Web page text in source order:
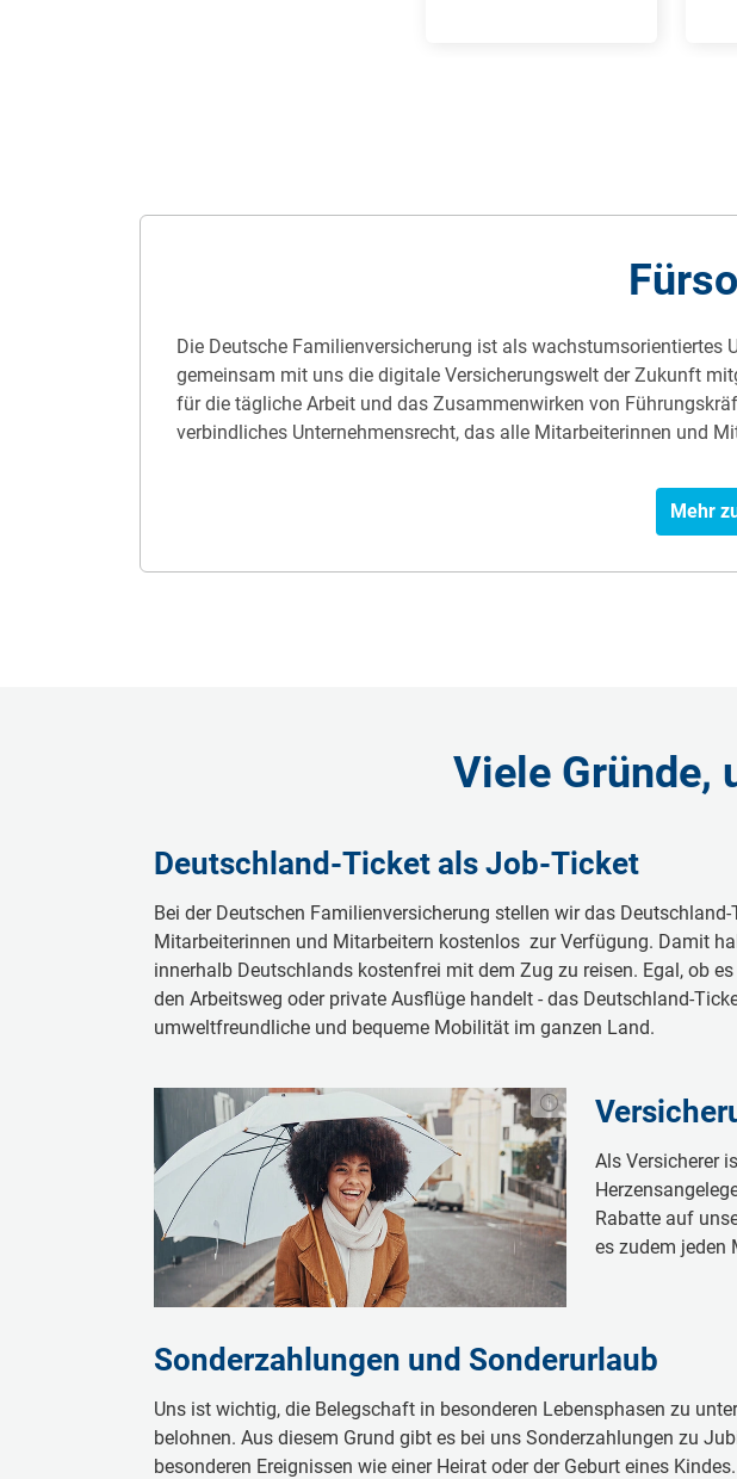
Die Deutsche Familienversicherung ist als
gemeinsam mit uns die digitale Versicherungswelt der Zukunft
für die tägliche Arbeit und das Zusammenwirken von
verbindliches Unternehmensrecht, das alle Mitarbeiterinnen und
Mehr
Viele Gründe,
Deutschland-Ticket als Job-Ticket
Bei der Deutschen Familienversicherung stellen wir das
Mitarbeiterinnen und Mitarbeitern kostenlos zur Verfügung. Damit
innerhalb Deutschlands kostenfrei mit dem Zug zu reisen. Egal, ob
den Arbeitsweg oder private Ausflüge handelt - das Deutschland-
umweltfreundliche und bequeme Mobilität im ganzen Land.
Als Versicherer
Rabatte auf
es zudem jeden
Sonderzahlungen und Sonderurlaub
Uns ist wichtig, die Belegschaft in besonderen Lebensphasen zu
belohnen. Aus diesem Grund gibt es bei uns Sonderzahlungen zu
besonderen Ereignissen wie einer Heirat oder der Geburt eines